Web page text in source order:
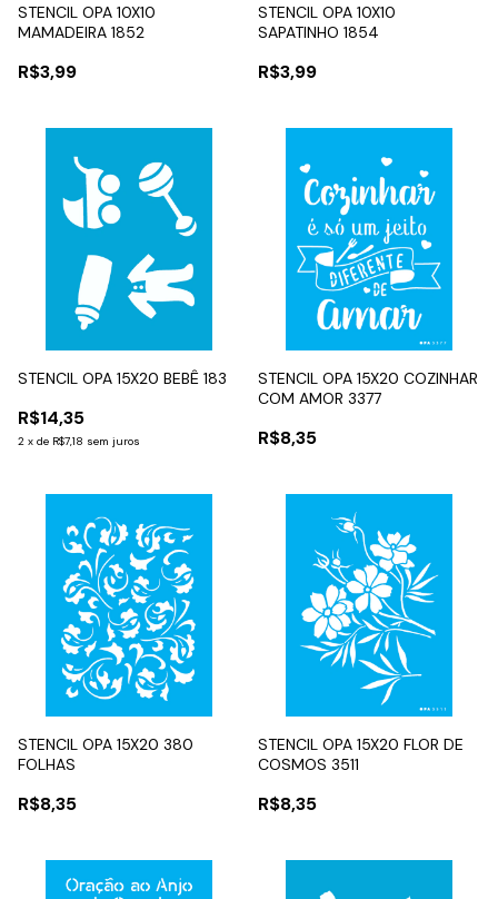
STENCIL OPA 10X10
MAMADEIRA 1852
R$3,99
STENCIL OPA 10X10
SAPATINHO 1854
R$3,99
STENCIL OPA 15X20 BEBÊ 183
R$14,35
2 x de R$7,18 sem juros
STENCIL OPA 15X20 COZINHAR
COM AMOR 3377
R$8,35
STENCIL OPA 15X20 380
FOLHAS
R$8,35
STENCIL OPA 15X20 FLOR DE
COSMOS 3511
R$8,35